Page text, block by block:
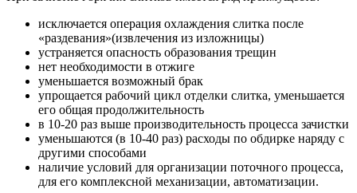
исключается операция охлаждения слитка после
«раздевания»(извлечения из изложницы)
устраняется опасность образования трещин
нет необходимости в отжиге
уменьшается возможный брак
упрощается рабочий цикл отделки слитка, уменьшается
его общая продолжительность
в 10-20 раз выше производительность процесса зачистки
уменьшаются (в 10-40 раз) расходы по обдирке наряду с
другими способами
наличие условий для организации поточного процесса,
для его комплексной механизации, автоматизации.